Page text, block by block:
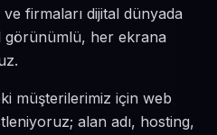
firmaları dijital dünyada
görünümlü, her ekrana
müşterilerimiz için web
alan adı, hosting,